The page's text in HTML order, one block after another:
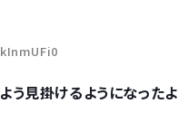
う見掛けるようになったよ